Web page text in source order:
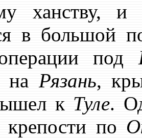
ханству,
в большой
под
на Рязань,
к Туле.
крепости по